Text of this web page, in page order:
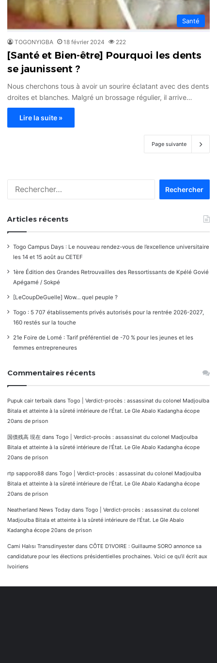
Santé
TOGONYIGBA 18 février 2024 222
[Santé et Bien-être] Pourquoi les dents
se jaunissent ?
Nous cherchons tous à avoir un sourire éclatant avec des dents
droites et blanches. Malgré un brossage régulier, il arrive…
Lire la suite »
Page suivante
Articles récents
Togo Campus Days : Le nouveau rendez-vous de l’excellence universitaire
les 14 et 15 août au CETEF
1ère Édition des Grandes Retrouvailles des Ressortissants de Kpélé Govié
Apégamé / Sokpé
[LeCoupDeGuelle] Wow… quel peuple ?
Togo : 5 707 établissements privés autorisés pour la rentrée 2026-2027,
160 restés sur la touche
21e Foire de Lomé : Tarif préférentiel de -70 % pour les jeunes et les
femmes entrepreneures
Commentaires récents
Pupuk cair terbaik dans Togo | Verdict-procès : assassinat du colonel Madjoulba
Bitala et atteinte à la sûreté intérieure de l’État. Le Gle Abalo Kadangha écope
20ans de prison
国債残高 現在 dans Togo | Verdict-procès : assassinat du colonel Madjoulba
Bitala et atteinte à la sûreté intérieure de l’État. Le Gle Abalo Kadangha écope
20ans de prison
rtp sapporo88 dans Togo | Verdict-procès : assassinat du colonel Madjoulba
Bitala et atteinte à la sûreté intérieure de l’État. Le Gle Abalo Kadangha écope
20ans de prison
Neatherland News Today dans Togo | Verdict-procès : assassinat du colonel
Madjoulba Bitala et atteinte à la sûreté intérieure de l’État. Le Gle Abalo
Kadangha écope 20ans de prison
Cami Halısı Transdinyester dans CÔTE D’IVOIRE : Guillaume SORO annonce sa
candidature pour les élections présidentielles prochaines. Voici ce qu’il écrit aux
Ivoiriens